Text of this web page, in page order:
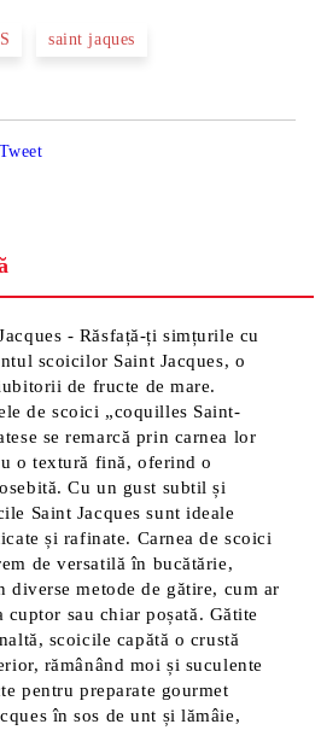
saint jaques
Tweet
- Răsfață-ți simțurile cu
scoicilor Saint Jacques, o
de fructe de mare.
de scoici „coquilles Saint-
se remarcă prin carnea lor
o textură fină, oferind o
Cu un gust subtil și
Saint Jacques sunt ideale
și rafinate. Carnea de scoici
de versatilă în bucătărie,
diverse metode de gătire, cum ar
sau chiar poșată. Gătite
scoicile capătă o crustă
rămânând moi și suculente
pentru preparate gourmet
în sos de unt și lămâie,